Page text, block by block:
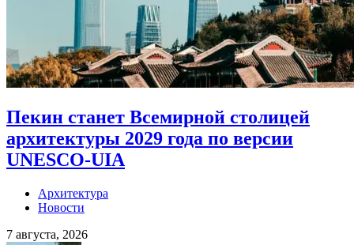
Пекин станет Всемирной столицей
архитектуры 2029 года по версии
UNESCO-UIA
Архитектура
Новости
7 августа, 2026